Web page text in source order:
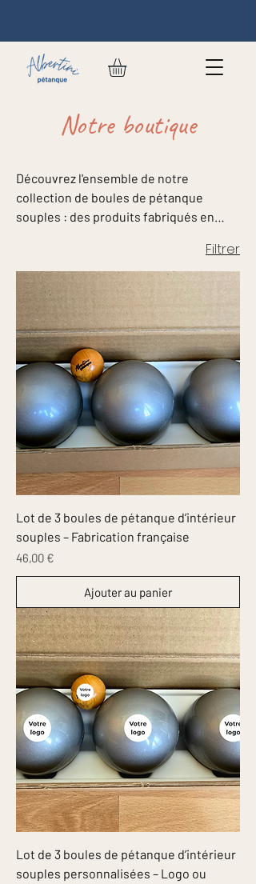
Notre boutique
Découvrez l'ensemble de notre
collection de boules de pétanque
souples : des produits fabriqués en
des moments conviviaux en famille ou
entre amis.
Filtrer
Lot de 3 boules de pétanque d’intérieur
souples – Fabrication française
Prix
46,00 €
Ajouter au panier
Lot de 3 boules de pétanque d’intérieur
souples personnalisées – Logo ou